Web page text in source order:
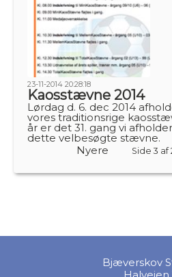
23-11-2014 20:28:18
Kaosstævne 2014
Lørdag d. 6. dec 2014
vores traditionsrige
år er det 31. gang vi afholder
dette velbesøgte stævne.
Nyere
Side 3 af
Bjæverskov